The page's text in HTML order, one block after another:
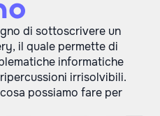
di sottoscrivere un
il quale permette di
informatiche
irrisolvibili.
possiamo fare per